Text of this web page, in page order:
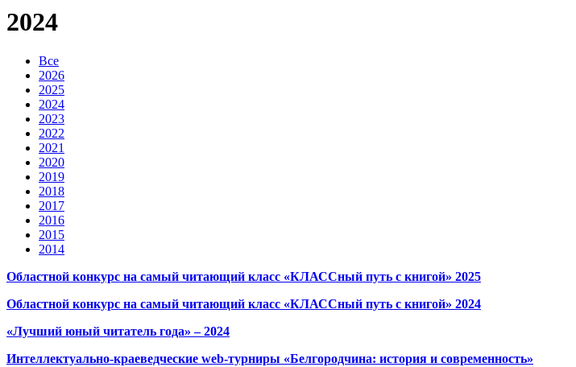
2024
Все
2026
2025
2024
2023
2022
2021
2020
2019
2018
2017
2016
2015
2014
Областной конкурс на самый читающий класс «КЛАССный путь с книгой» 2025
Областной конкурс на самый читающий класс «КЛАССный путь с книгой» 2024
«Лучший юный читатель года» – 2024
Интеллектуально-краеведческие web-турниры «Белгородчина: история и современность»